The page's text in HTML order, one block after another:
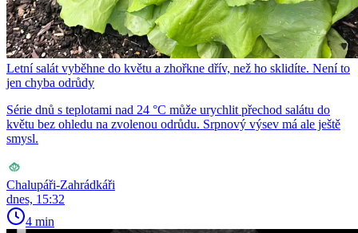
Letní salát vyběhne do květu a zhořkne dřív, než ho sklidíte. Není to
jen chyba odrůdy
Série dnů s teplotami nad 24 °C může urychlit přechod salátu do
květu bez ohledu na zvolenou odrůdu. Srpnový výsev má ale ještě
smysl.
Chalupáři-Zahrádkáři
dnes, 15:32
4 min